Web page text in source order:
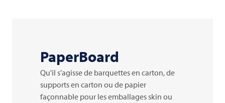
PaperBoard
Qu'il s'agisse de barquettes en carton, de
supports en carton ou de papier
façonnable pour les emballages skin ou